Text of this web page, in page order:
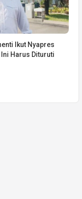
Ikut Nyapres
Ini Harus Dituruti